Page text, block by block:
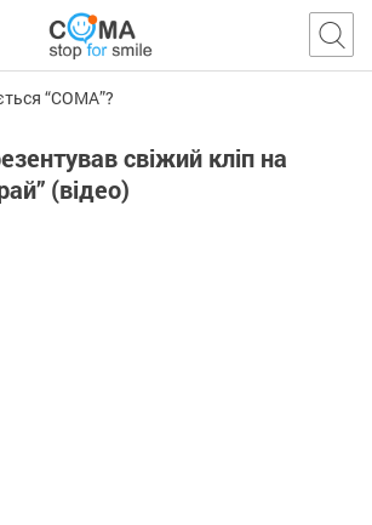
“COMA”?
свіжий кліп на
(відео)